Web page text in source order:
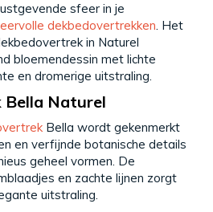
sfeer in je
dekbedovertrekken. Het
in Naturel
bloemendessin met lichte
en dromerige uitstraling.
Bella Naturel
Bella wordt gekenmerkt
en verfijnde botanische details
geheel vormen. De
en zachte lijnen zorgt
uitstraling.